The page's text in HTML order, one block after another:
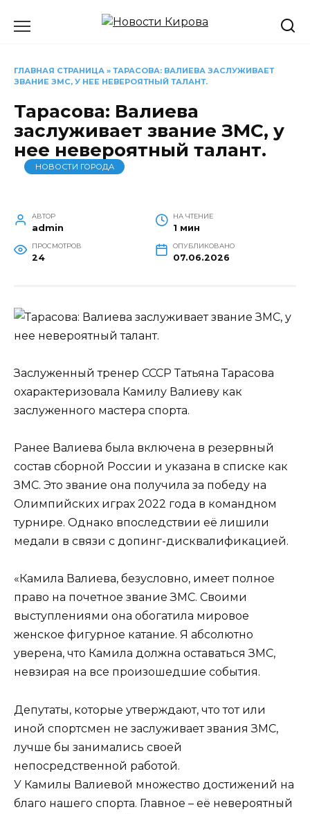
ГЛАВНАЯ СТРАНИЦА » ТАРАСОВА: ВАЛИЕВА ЗАСЛУЖИВАЕТ
ЗВАНИЕ ЗМС, У НЕЕ НЕВЕРОЯТНЫЙ ТАЛАНТ.
Тарасова: Валиева
заслуживает звание ЗМС, у
нее невероятный талант.
НОВОСТИ ГОРОДА
АВТОР
admin
НА ЧТЕНИЕ
1 мин
ПРОСМОТРОВ
24
ОПУБЛИКОВАНО
07.06.2026
Заслуженный тренер СССР Татьяна Тарасова
охарактеризовала Камилу Валиеву как
заслуженного мастера спорта.
Ранее Валиева была включена в резервный
состав сборной России и указана в списке как
ЗМС. Это звание она получила за победу на
Олимпийских играх 2022 года в командном
турнире. Однако впоследствии её лишили
медали в связи с допинг-дисквалификацией.
«Камила Валиева, безусловно, имеет полное
право на почетное звание ЗМС. Своими
выступлениями она обогатила мировое
женское фигурное катание. Я абсолютно
уверена, что Камила должна оставаться ЗМС,
невзирая на все произошедшие события.
Депутаты, которые утверждают, что тот или
иной спортсмен не заслуживает звания ЗМС,
лучше бы занимались своей
непосредственной работой.
У Камилы Валиевой множество достижений на
благо нашего спорта. Главное – её невероятный